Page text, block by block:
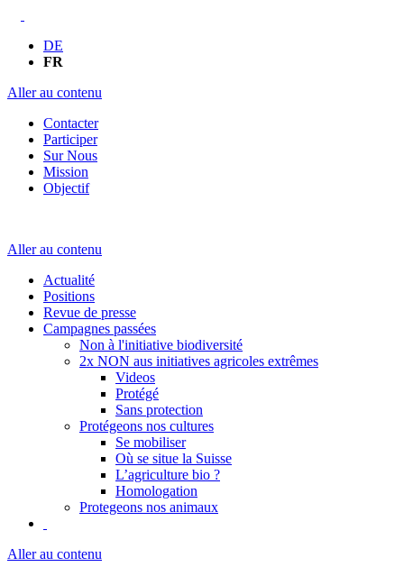
DE
FR
Aller au contenu
Contacter
Participer
Sur Nous
Mission
Objectif
Aller au contenu
Actualité
Positions
Revue de presse
Campagnes passées
Non à l'initiative biodiversité
2x NON aus initiatives agricoles extrêmes
Videos
Protégé
Sans protection
Protégeons nos cultures
Se mobiliser
Où se situe la Suisse
L’agriculture bio ?
Homologation
Protegeons nos animaux
Aller au contenu